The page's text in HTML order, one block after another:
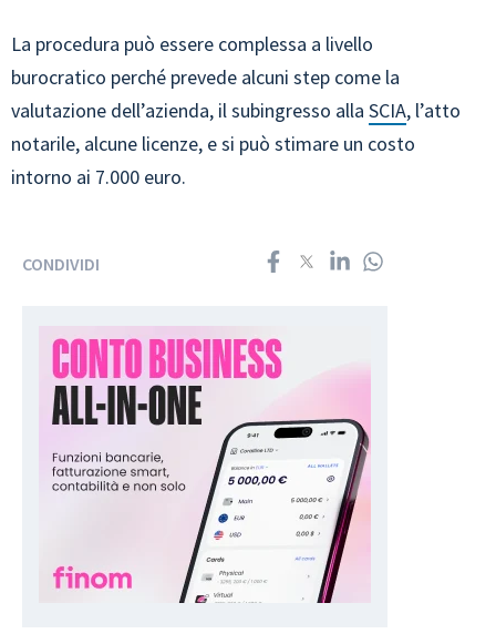
La procedura può essere complessa a livello
burocratico perché prevede alcuni step come la
valutazione dell’azienda, il subingresso alla SCIA, l’atto
notarile, alcune licenze, e si può stimare un costo
intorno ai 7.000 euro.
CONDIVIDI